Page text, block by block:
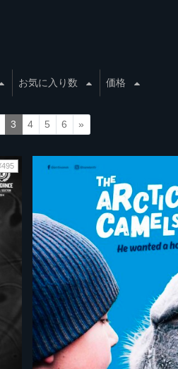
お気に入り数 価格
3 4 5 6 »